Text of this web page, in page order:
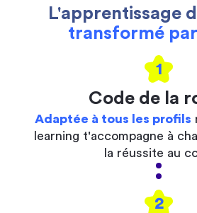
L'apprentissage
transformé
1
Code de la
Adaptée à tous les profils
learning t'accompagne à
la réussite au
2